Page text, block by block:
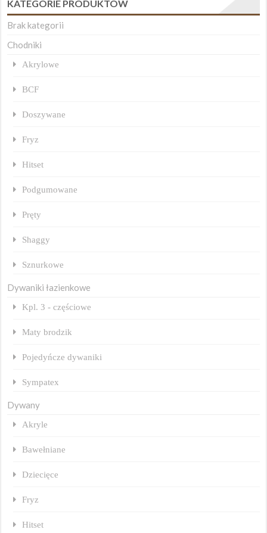
KATEGORIE PRODUKTÓW
Brak kategorii
Chodniki
Akrylowe
BCF
Doszywane
Fryz
Hitset
Podgumowane
Pręty
Shaggy
Sznurkowe
Dywaniki łazienkowe
Kpl. 3 - częściowe
Maty brodzik
Pojedyńcze dywaniki
Sympatex
Dywany
Akryle
Bawełniane
Dziecięce
Fryz
Hitset